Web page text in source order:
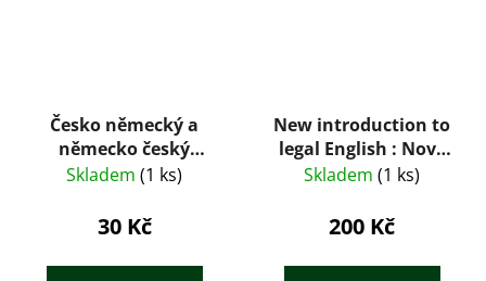
Česko německý a
německo český
slovník na cesty
Skladem (1 ks)
30 Kč
New introduction to
legal English : Nový
úvod do právnické
Skladem (1 ks)
200 Kč